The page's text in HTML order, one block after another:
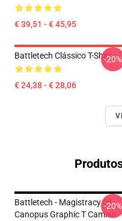
€ 39,51 - € 45,95
Battletech Clássico T-Shirt
€ 24,38 - € 28,06
-20%
Battletech - Magistracy Of
Canopus Graphic T Camisa
-20%